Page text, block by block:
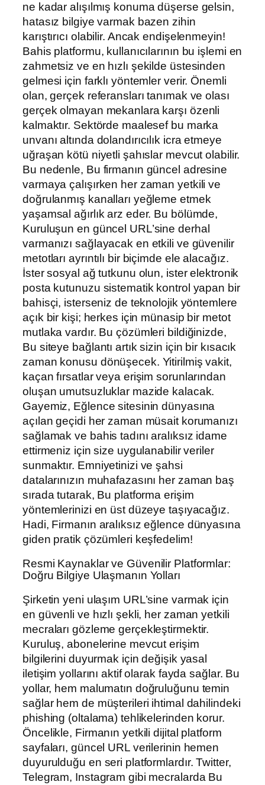
ne kadar alışılmış konuma düşerse gelsin,
hatasız bilgiye varmak bazen zihin
karıştırıcı olabilir. Ancak endişelenmeyin!
Bahis platformu, kullanıcılarının bu işlemi en
zahmetsiz ve en hızlı şekilde üstesinden
gelmesi için farklı yöntemler verir. Önemli
olan, gerçek referansları tanımak ve olası
gerçek olmayan mekanlara karşı özenli
kalmaktır. Sektörde maalesef bu marka
unvanı altında dolandırıcılık icra etmeye
uğraşan kötü niyetli şahıslar mevcut olabilir.
Bu nedenle, Bu firmanın güncel adresine
varmaya çalışırken her zaman yetkili ve
doğrulanmış kanalları yeğleme etmek
yaşamsal ağırlık arz eder. Bu bölümde,
Kuruluşun en güncel URL’sine derhal
varmanızı sağlayacak en etkili ve güvenilir
metotları ayrıntılı bir biçimde ele alacağız.
İster sosyal ağ tutkunu olun, ister elektronik
posta kutunuzu sistematik kontrol yapan bir
bahisçi, isterseniz de teknolojik yöntemlere
açık bir kişi; herkes için münasip bir metot
mutlaka vardır. Bu çözümleri bildiğinizde,
Bu siteye bağlantı artık sizin için bir kısacık
zaman konusu dönüşecek. Yitirilmiş vakit,
kaçan fırsatlar veya erişim sorunlarından
oluşan umutsuzluklar mazide kalacak.
Gayemiz, Eğlence sitesinin dünyasına
açılan geçidi her zaman müsait korumanızı
sağlamak ve bahis tadını aralıksız idame
ettirmeniz için size uygulanabilir veriler
sunmaktır. Emniyetinizi ve şahsi
datalarınızın muhafazasını her zaman baş
sırada tutarak, Bu platforma erişim
yöntemlerinizi en üst düzeye taşıyacağız.
Hadi, Firmanın aralıksız eğlence dünyasına
giden pratik çözümleri keşfedelim!
Resmi Kaynaklar ve Güvenilir Platformlar:
Doğru Bilgiye Ulaşmanın Yolları
Şirketin yeni ulaşım URL’sine varmak için
en güvenli ve hızlı şekli, her zaman yetkili
mecraları gözleme gerçekleştirmektir.
Kuruluş, abonelerine mevcut erişim
bilgilerini duyurmak için değişik yasal
iletişim yollarını aktif olarak fayda sağlar. Bu
yollar, hem malumatın doğruluğunu temin
sağlar hem de müşterileri ihtimal dahilindeki
phishing (oltalama) tehlikelerinden korur.
Öncelikle, Firmanın yetkili dijital platform
sayfaları, güncel URL verilerinin hemen
duyurulduğu en seri platformlardır. Twitter,
Telegram, Instagram gibi mecralarda Bu